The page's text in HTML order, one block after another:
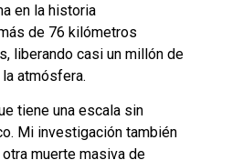
en la historia
de 76 kilómetros
liberando casi un millón de
atmósfera.
tiene una escala sin
Mi investigación también
muerte masiva de